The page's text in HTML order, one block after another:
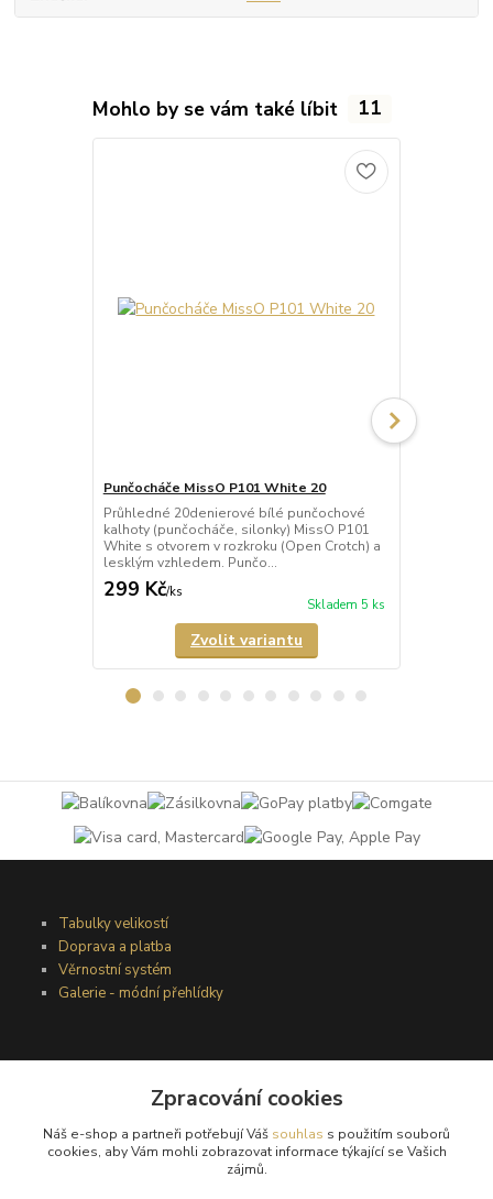
Mohlo by se vám také líbit 11
Punčocháče MissO P101 White 20
Průhledné 20denierové bílé punčochové
kalhoty (punčocháče, silonky) MissO P101
White s otvorem v rozkroku (Open Crotch) a
lesklým vzhledem. Punčo...
299 Kč/ks
Skladem 5 ks
Zvolit variantu
Tabulky velikostí
Doprava a platba
Věrnostní systém
Galerie - módní přehlídky
Obchodní podmínky
Ochrana osobních údajů
Kontakty
Zpracování cookies
Náš e-shop a partneři potřebují Váš souhlas s použitím souborů
cookies, aby Vám mohli zobrazovat informace týkající se Vašich
zájmů.